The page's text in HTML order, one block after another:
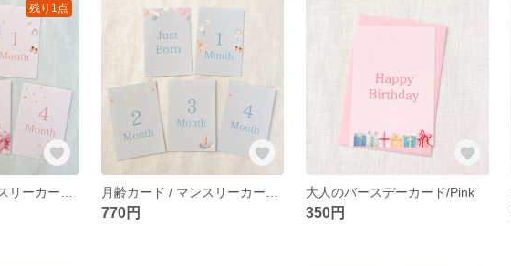
残り1点
770円
大人のバースデーカード/Pink
350円